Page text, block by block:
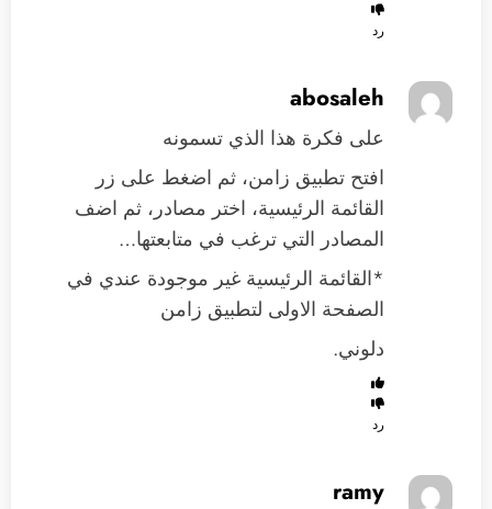
رد
abosaleh
على فكرة هذا الذي تسمونه
افتح تطبيق زامن، ثم اضغط على زر
القائمة الرئيسية، اختر مصادر، ثم اضف
المصادر التي ترغب في متابعتها…
*القائمة الرئيسية غير موجودة عندي في
الصفحة الاولى لتطبيق زامن
دلوني.
رد
ramy